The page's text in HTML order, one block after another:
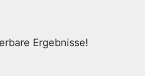
Ergebnisse!